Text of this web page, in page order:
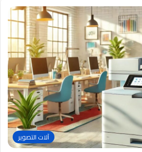
آلات التصوير